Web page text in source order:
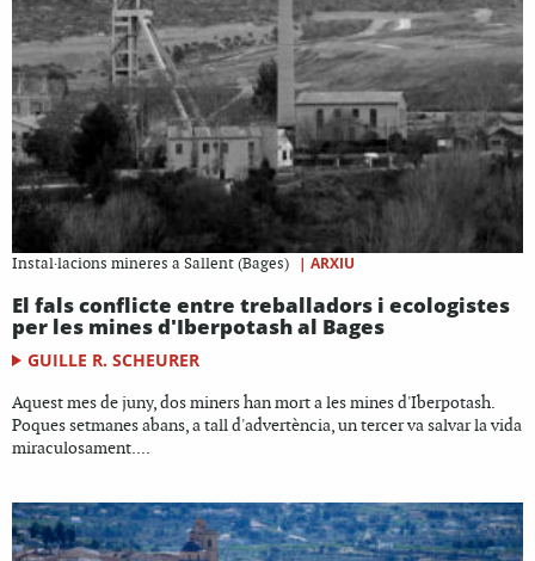
Instal·lacions mineres a Sallent (Bages) | ARXIU
El fals conflicte entre treballadors i ecologistes
per les mines d'Iberpotash al Bages
GUILLE R. SCHEURER
Aquest mes de juny, dos miners han mort a les mines d'Iberpotash.
Poques setmanes abans, a tall d'advertència, un tercer va salvar la vida
miraculosament....